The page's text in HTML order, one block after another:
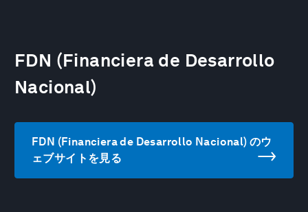
FDN (Financiera de Desarrollo
Nacional)
FDN (Financiera de Desarrollo Nacional) のウ
ェブサイトを見る